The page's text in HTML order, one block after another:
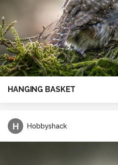
HANGING BASKET
H Hobbyshack